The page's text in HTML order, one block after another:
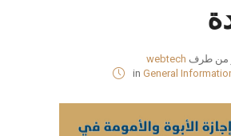
من طرف webtech
in General